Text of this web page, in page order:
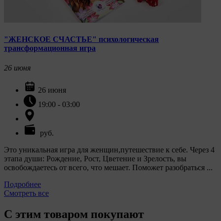
"ЖЕНСКОЕ СЧАСТЬЕ" психологическая
трансформационная игра
26 июня
26 июня
19:00 - 03:00
руб.
Это уникальная игра для женщин,путешествие к себе. Через 4
этапа души: Рождение, Рост, Цветение и Зрелость, вы
освобождаетесь от всего, что мешает. Поможет разобраться ...
Подробнее
Смотреть все
С этим товаром покупают